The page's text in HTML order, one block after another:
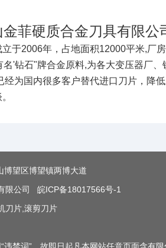
菲硬质合金刀具有限公
于2006年，占地面积12000平米,厂
'钻石"牌合金原料,为各大变压器厂
为国内很多客户替代进口刀片，降
博望区博望镇两博大道
限公司
皖ICP备18017566号-1
刀片,滚剪刀片